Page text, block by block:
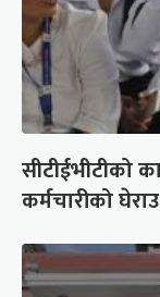
सीटीईभीटीको
कर्मचारीको